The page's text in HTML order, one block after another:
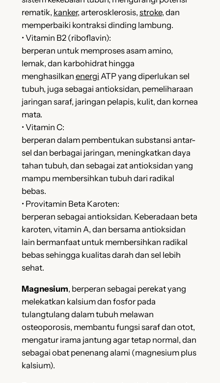
rematik, kanker, arterosklerosis, stroke, dan
memperbaiki kontraksi dinding lambung.
• Vitamin B2 (riboflavin):
berperan untuk memproses asam amino,
lemak, dan karbohidrat hingga
menghasilkan energi ATP yang diperlukan sel
tubuh, juga sebagai antioksidan, pemeliharaan
jaringan saraf, jaringan pelapis, kulit, dan kornea
mata.
• Vitamin C:
berperan dalam pembentukan substansi antar-
sel dan berbagai jaringan, meningkatkan daya
tahan tubuh, dan sebagai zat antioksidan yang
mampu membersihkan tubuh dari radikal
bebas.
• Provitamin Beta Karoten:
berperan sebagai antioksidan. Keberadaan beta
karoten, vitamin A, dan bersama antioksidan
lain bermanfaat untuk membersihkan radikal
bebas sehingga kualitas darah dan sel lebih
sehat.
Magnesium, berperan sebagai perekat yang
melekatkan kalsium dan fosfor pada
tulangtulang dalam tubuh melawan
osteoporosis, membantu fungsi saraf dan otot,
mengatur irama jantung agar tetap normal, dan
sebagai obat penenang alami (magnesium plus
kalsium).